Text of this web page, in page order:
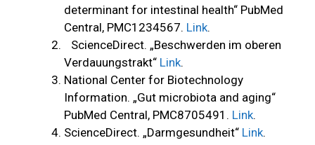
determinant for intestinal health“ PubMed
Central, PMC1234567. Link.
ScienceDirect. „Beschwerden im oberen
Verdauungstrakt“ Link.
National Center for Biotechnology
Information. „Gut microbiota and aging“
PubMed Central, PMC8705491. Link.
ScienceDirect. „Darmgesundheit“ Link.